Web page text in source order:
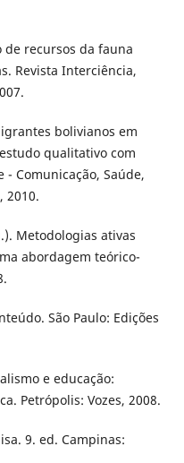
de recursos da fauna
Revista Interciência,
bolivianos em
qualitativo com
Comunicação, Saúde,
2010.
Metodologias ativas
abordagem teórico-
São Paulo: Edições
e educação:
Petrópolis: Vozes, 2008.
9. ed. Campinas: